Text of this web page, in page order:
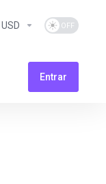
USD
Entrar